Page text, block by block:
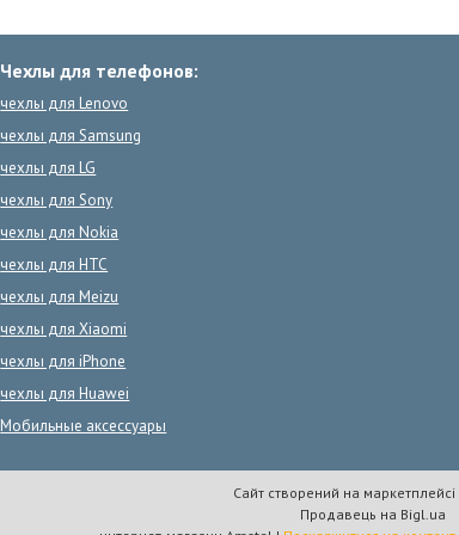
Чехлы для телефонов:
чехлы для Lenovo
чехлы для Samsung
чехлы для LG
чехлы для Sony
чехлы для Nokia
чехлы для HTC
чехлы для Meizu
чехлы для Xiaomi
чехлы для iPhone
чехлы для Huawei
Мобильные аксессуары
Сайт створений на маркетплейсі
Продавець на Bigl.ua